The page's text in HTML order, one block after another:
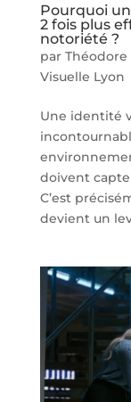
Pourquoi
2 fois plus
notoriété ?
par Théodore
Visuelle Lyon
Une identité
doivent
C’est
devient un